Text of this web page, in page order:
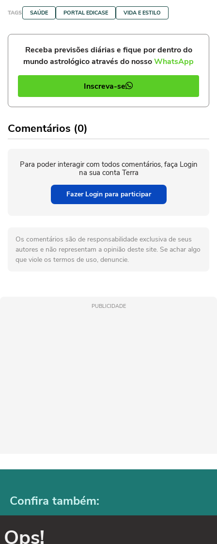
TAGS SAÚDE PORTAL EDICASE VIDA E ESTILO
Receba previsões diárias e fique por dentro do
mundo astrológico através do nossoWhatsApp
Inscreva-se
Comentários (0)
Para poder interagir com todos comentários, faça Login
na sua conta Terra
Fazer Login para participar
Os comentários são de responsabilidade exclusiva de seus
autores e não representam a opinião deste site. Se achar algo
que viole os termos de uso, denuncie.
PUBLICIDADE
Confira também:
Ops!